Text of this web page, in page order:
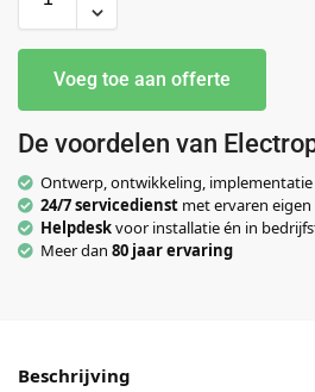
Voeg toe aan offerte
De voordelen van
Ontwerp, ontwikkeling,
24/7 servicedienst met ervaren
Helpdeskvoor installatie én in
Meer dan 80 jaar ervaring
Beschrijving